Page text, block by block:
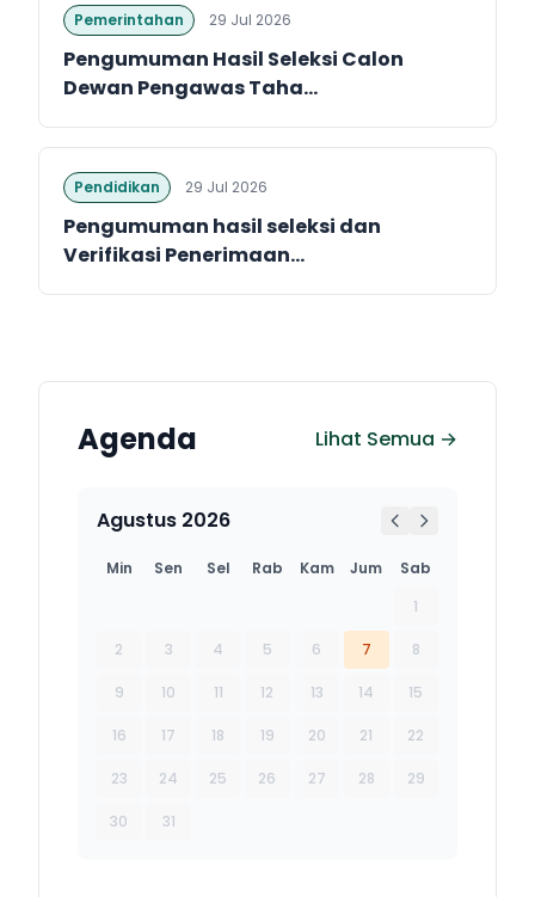
Pemerintahan 29 Jul 2026
Pengumuman Hasil Seleksi Calon
Dewan Pengawas Taha...
Pendidikan 29 Jul 2026
Pengumuman hasil seleksi dan
Verifikasi Penerimaan...
Agenda Lihat Semua →
Agustus 2026
Min Sen Sel Rab Kam Jum
Sab
1
2 3 4 5 6 7 8
9 10 11 12 13 14 15
16 17 18 19 20 21 22
23 24 25 26 27 28 29
30 31